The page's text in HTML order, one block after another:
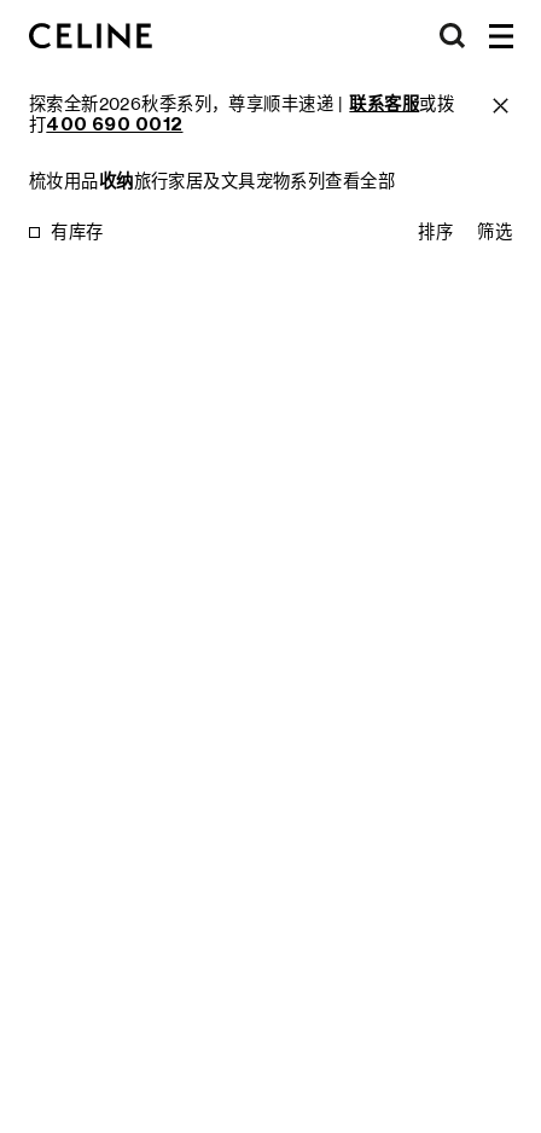
探索全新2026秋季系列，尊享顺丰速递 |联系客服或拨
打400 690 0012
梳妆用品收纳旅行家居及文具宠物系列查看全部
有库存 排序 筛选